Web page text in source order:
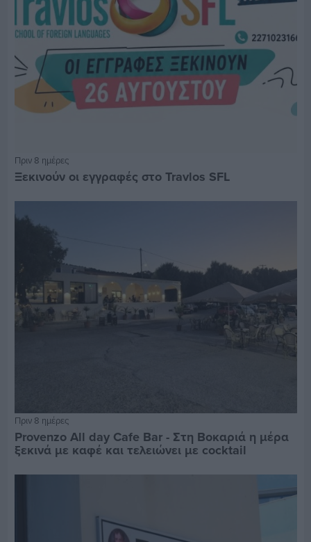
Πριν 8 ημέρες
Ξεκινούν οι εγγραφές στο Travlos SFL
Πριν 8 ημέρες
Provenzo All day Cafe Bar - Στη Βοκαριά η μέρα
ξεκινά με καφέ και τελειώνει με cocktail